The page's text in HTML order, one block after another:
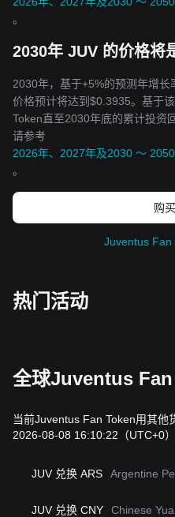
。
2030年 JUV 的价格将
2030年，基于+5%的预测年增长
价格预计将达到$0.3935。基于
Token直至2030年底的累计投资
请参考
2026年、2027年及2030 ～
。
购
Juventus Fan
热门活动
全球Juventus
当前Juventus Fan Token用其他
2026-08-08 16:10:22 （UTC+0）
JUV 兑换 ARS Argentine
JUV 兑换 CNY Chinese